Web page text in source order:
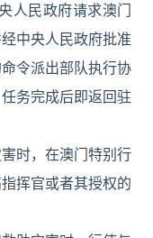
人民政府请求澳门
中央人民政府批准
令派出部队执行协
务完成后即返回驻
时，在澳门特别行
挥官或者其授权的